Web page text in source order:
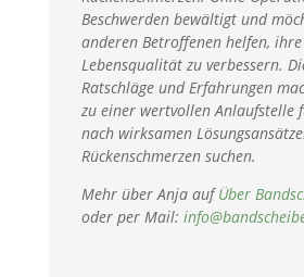
Beschwerden bewältigt und
anderen Betroffenen helfen, ihre
Lebensqualität zu verbessern.
Ratschläge und Erfahrungen
zu einer wertvollen Anlaufstelle
nach wirksamen
Rückenschmerzen suchen.
Mehr über Anja aufÜber
oder per Mail: